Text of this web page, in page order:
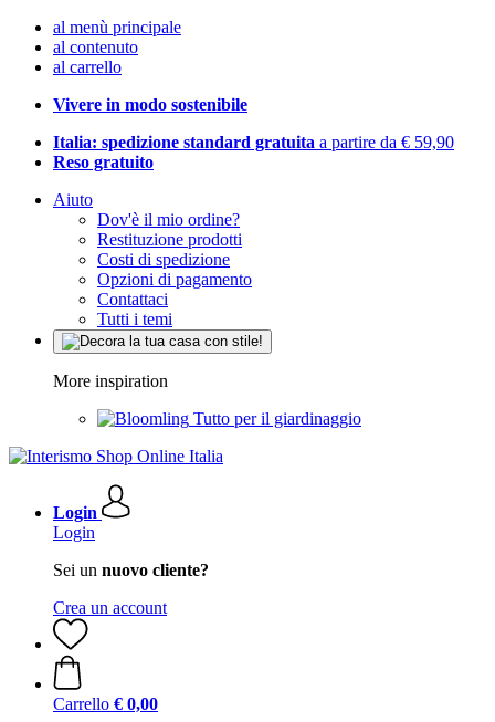
al menù principale
al contenuto
al carrello
Vivere in modo sostenibile
Italia: spedizione standard gratuita a partire da € 59,90
Reso gratuito
Aiuto
Dov'è il mio ordine?
Restituzione prodotti
Costi di spedizione
Opzioni di pagamento
Contattaci
Tutti i temi
More inspiration
Tutto per il giardinaggio
Login
Login
Sei un nuovo cliente?
Crea un account
Carrello € 0,00